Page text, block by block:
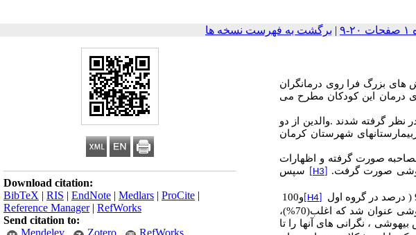
| برگشت به فهرست نسخه ها
Download citation:
BibTeX | RIS | EndNote | Medlars | ProCite |
Reference Manager| RefWorks
Send citation to:
Mendeley
Zotero RefWorks
های بزرگ فرا روی درمانگران
درمان این کودکان مطرح می
نظر گرفته شدند .والدین از دو
شهرستان کرمان
صورت گرفته و
اظهارات
صورت گرفت.
سپس
) درصد در گروه اول و100
عنوان شد که اغلب(70%)،
بیهوشی ، نگرانی های آنها را
تا